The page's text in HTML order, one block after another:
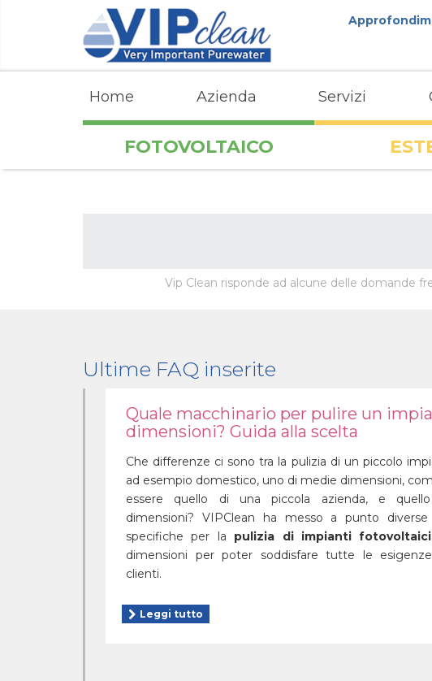
Home Azienda Servizi
FOTOVOLTAICO
Vip Clean risponde ad alcune delle domande
Ultime FAQ inserite
Quale macchinario per pulire un
dimensioni? Guida alla scelta
Che differenze ci sono tra la pulizia di un piccolo
ad esempio domestico, uno di medie dimensioni,
essere quello di una piccola azienda, e
dimensioni? VIPClean ha messo a punto diverse
specifiche per la pulizia di impianti fotovoltaici
dimensioni per poter soddisfare tutte le
clienti.
Leggi tutto